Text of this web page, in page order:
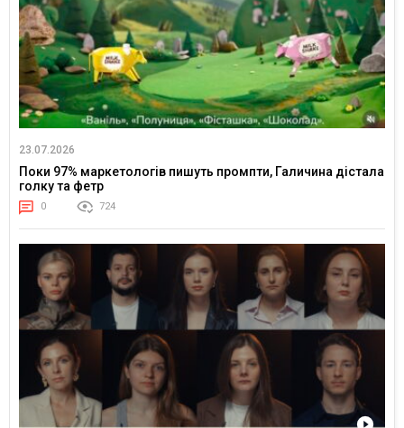
23.07.2026
Поки 97% маркетологів пишуть промпти, Галичина дістала
голку та фетр
0 724